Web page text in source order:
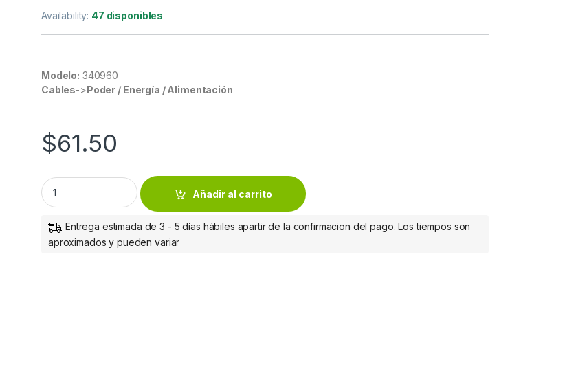
Availability: 47 disponibles
Modelo: 340960
Cables->Poder / Energía / Alimentación
$61.50
CABLE USB EXTENSION 4.5M, GRIS GRIS quantity
Añadir al carrito
Entrega estimada de 3 - 5 días hábiles apartir de la confirmacion del pago. Los tiempos son
aproximados y pueden variar